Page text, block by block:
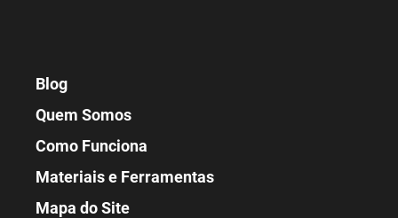
Blog
Quem Somos
Como Funciona
Materiais e Ferramentas
Mapa do Site